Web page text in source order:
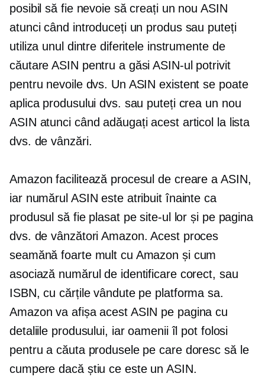
posibil să fie nevoie să creați un nou ASIN
atunci când introduceți un produs sau puteți
utiliza unul dintre diferitele instrumente de
căutare ASIN pentru a găsi ASIN-ul potrivit
pentru nevoile dvs. Un ASIN existent se poate
aplica produsului dvs. sau puteți crea un nou
ASIN atunci când adăugați acest articol la lista
dvs. de vânzări.
Amazon facilitează procesul de creare a ASIN,
iar numărul ASIN este atribuit înainte ca
produsul să fie plasat pe site-ul lor și pe pagina
dvs. de vânzători Amazon. Acest proces
seamănă foarte mult cu Amazon și cum
asociază numărul de identificare corect, sau
ISBN, cu cărțile vândute pe platforma sa.
Amazon va afișa acest ASIN pe pagina cu
detaliile produsului, iar oamenii îl pot folosi
pentru a căuta produsele pe care doresc să le
cumpere dacă știu ce este un ASIN.